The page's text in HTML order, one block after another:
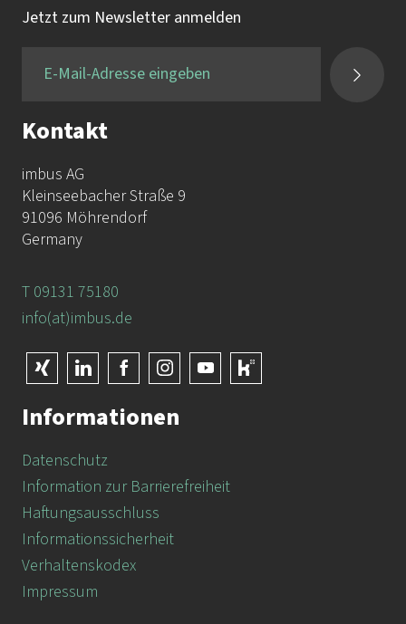
Jetzt zum Newsletter anmelden
Kontakt
imbus AG
Kleinseebacher Straße 9
91096 Möhrendorf
Germany
T 09131 75180
info(at)imbus.de
Informationen
Datenschutz
Information zur Barrierefreiheit
Haftungsausschluss
Informationssicherheit
Verhaltenskodex
Impressum